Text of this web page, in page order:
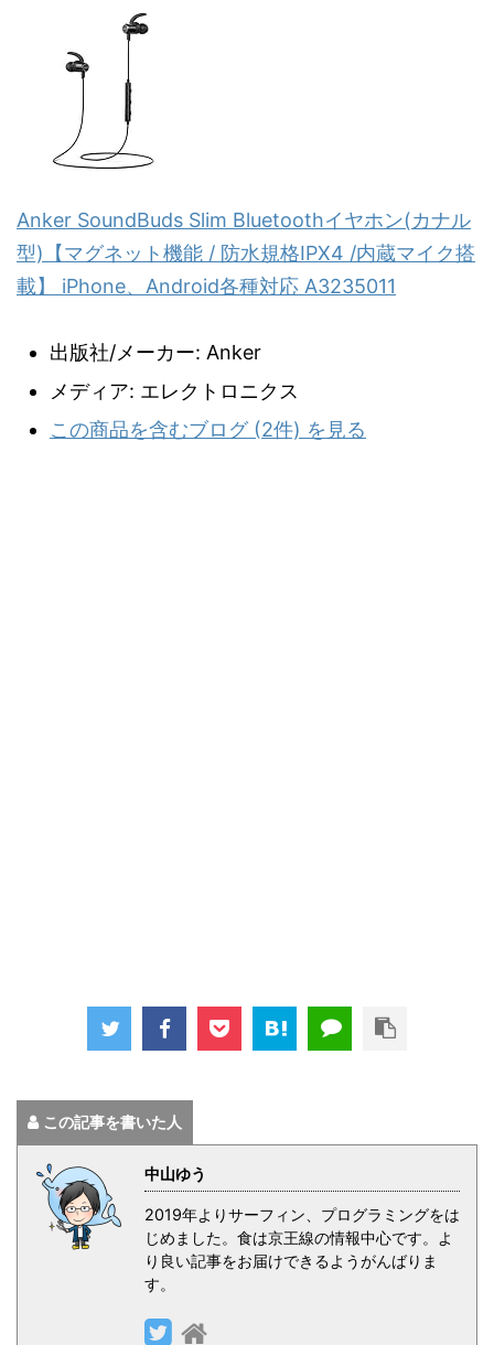
Anker SoundBuds Slim Bluetoothイヤホン(カナル
型)【マグネット機能 / 防水規格IPX4 /内蔵マイク搭
載】 iPhone、Android各種対応 A3235011
出版社/メーカー: Anker
メディア: エレクトロニクス
この商品を含むブログ (2件) を見る
この記事を書いた人
中山ゆう
2019年よりサーフィン、プログラミングをは
じめました。食は京王線の情報中心です。よ
り良い記事をお届けできるようがんばりま
す。